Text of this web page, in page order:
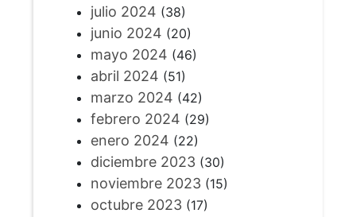
julio 2024 (38)
junio 2024 (20)
mayo 2024 (46)
abril 2024 (51)
marzo 2024 (42)
febrero 2024 (29)
enero 2024 (22)
diciembre 2023(30)
noviembre 2023(15)
octubre 2023(17)